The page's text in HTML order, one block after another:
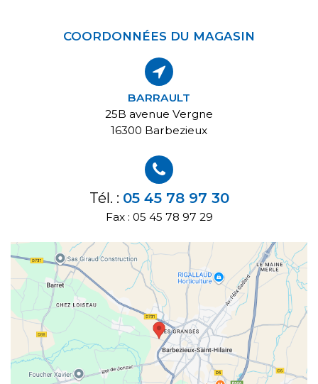
COORDONNÉES DU MAGASIN
BARRAULT
25B avenue Vergne
16300 Barbezieux
Tél. : 05 45 78 97 30
Fax : 05 45 78 97 29